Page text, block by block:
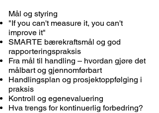
Mål og styring
"If you can't measure it, you can't
improve it"
SMARTE bærekraftsmål og god
rapporteringspraksis
Fra mål til handling – hvordan gjøre det
målbart og gjennomførbart
Handlingsplan og prosjektoppfølging i
praksis
Kontroll og egenevaluering
Hva trengs for kontinuerlig forbedring?